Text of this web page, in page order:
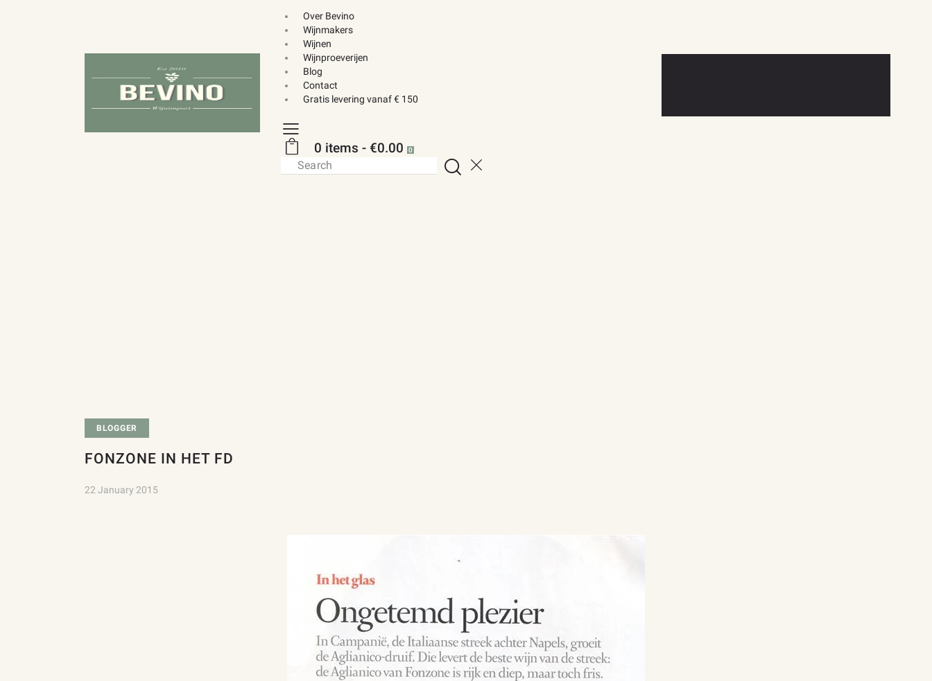
Over Bevino
Wijnmakers
Wijnen
Wijnproeverijen
Blog
Contact
Gratis levering vanaf € 150
0 items - €0.00 0
Search
BLOGGER
FONZONE IN HET FD
22 January 2015